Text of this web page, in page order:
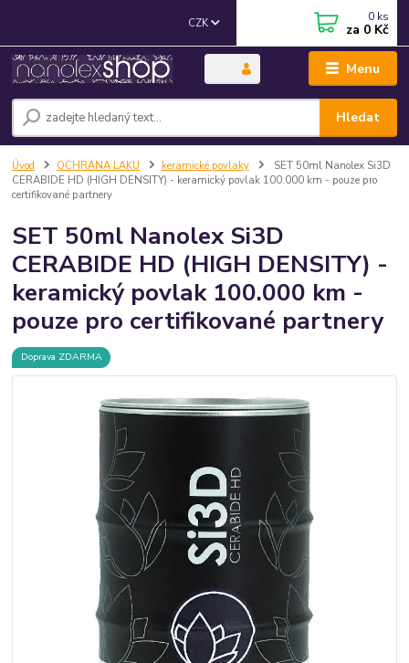
Menu
CZK
Hledat
0 ks
za 0 Kč
Úvod OCHRANA LAKU keramické povlaky
SET 50ml Nanolex Si3D
CERABIDE HD (HIGH DENSITY) - keramický povlak 100.000 km - pouze pro
certifikované partnery
SET 50ml Nanolex Si3D
CERABIDE HD (HIGH DENSITY) -
keramický povlak 100.000 km -
pouze pro certifikované partnery
Doprava ZDARMA